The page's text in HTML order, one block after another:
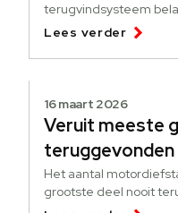
terugvindsysteem
Lees verder
16 maart 2026
Veruit meeste
teruggevonden
Het aantal
grootste deel nooit